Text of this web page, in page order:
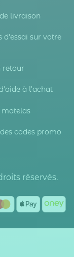
livraison
d'essai sur votre
retour
à l'achat
matelas
codes promo
réservés.